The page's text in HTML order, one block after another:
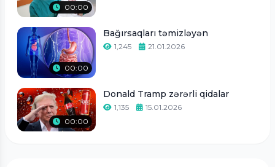
00:00
00:00
Bağırsaqları təmizləyən
1,245 21.01.2026
00:00
Donald Tramp zərərli qidalar
1,135 15.01.2026